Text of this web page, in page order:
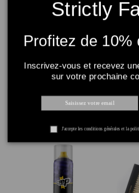
WHITE
7,00 €
Strictly
Profitez de 10%
Inscrivez-vous et recevez
sur votre prochaine
J'accepte les conditions générales et la